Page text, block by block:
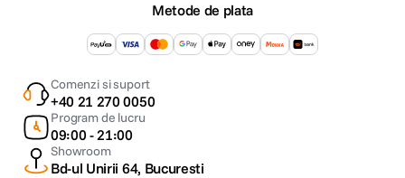
Metode de plata
Comenzi si suport
+40 21 270 0050
Program de lucru
09:00 - 21:00
Showroom
Bd-ul Unirii 64, Bucuresti